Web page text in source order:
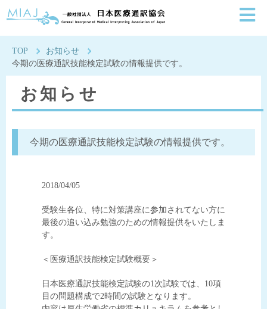
一般社団法人日本医療
TOP
お知らせ
今期の医療通訳技能検定試験の情報提供です。
お知らせ
今期の医療通訳技能検定試験の情報提供です。
2018/04/05
受験生各位、特に対策講座に参加されてない方に
最後の追い込み勉強のための情報提供をいたしま
す。
＜医療通訳技能検定試験概要＞
日本医療通訳技能検定試験の1次試験では、10項
目の問題構成で2時間の試験となります。